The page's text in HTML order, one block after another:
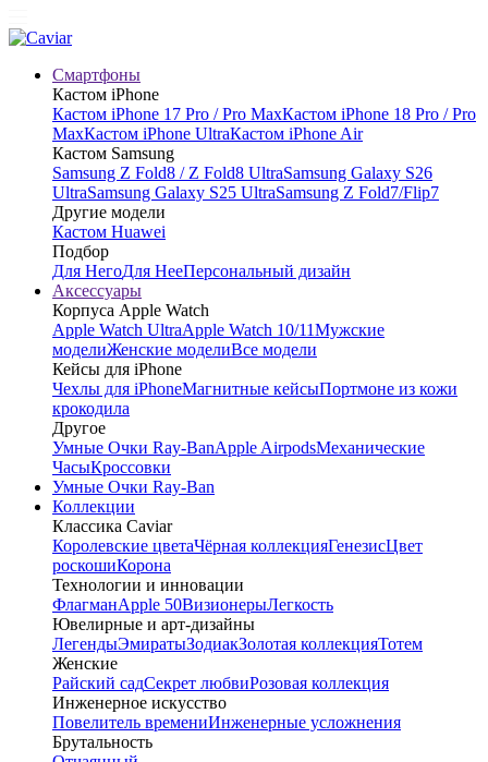
Смартфоны
Кастом iPhone
Кастом iPhone 17 Pro / Pro MaxКастом iPhone 18 Pro / Pro
MaxКастом iPhone UltraКастом iPhone Air
Кастом Samsung
Samsung Z Fold8 / Z Fold8 UltraSamsung Galaxy S26
UltraSamsung Galaxy S25 UltraSamsung Z Fold7/Flip7
Другие модели
Кастом Huawei
Подбор
Для НегоДля НееПерсональный дизайн
Аксессуары
Корпуса Apple Watch
Apple Watch UltraApple Watch 10/11Мужские
моделиЖенские моделиВсе модели
Кейсы для iPhone
Чехлы для iPhoneМагнитные кейсыПортмоне из кожи
крокодила
Другое
Умные Очки Ray-BanApple AirpodsМеханические
ЧасыКроссовки
Умные Очки Ray-Ban
Коллекции
Классика Caviar
Королевские цветаЧёрная коллекцияГенезисЦвет
роскошиКорона
Технологии и инновации
ФлагманApple 50ВизионерыЛегкость
Ювелирные и арт-дизайны
ЛегендыЭмиратыЗодиакЗолотая коллекцияТотем
Женские
Райский садСекрет любвиРозовая коллекция
Инженерное искусство
Повелитель времениИнженерные усложнения
Брутальность